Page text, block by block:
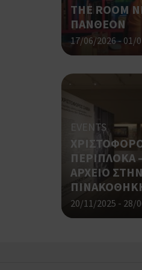
THE ROOM
ΠΑΝΘΕΟΝ
17/06/2026 - 01/
EVENTS
ΠΕΡΙΠΛΟΚΑ
ΑΡΧΕΙΟ
20/11/2025 - 28/